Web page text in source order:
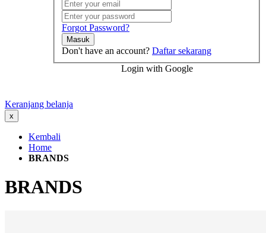
Forgot Password?
Masuk
Don't have an account? Daftar sekarang
Login with Google
Keranjang belanja
x
Kembali
Home
BRANDS
BRANDS